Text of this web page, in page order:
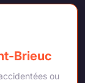
Brieuc
ou